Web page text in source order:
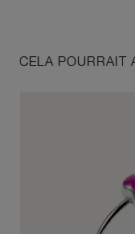
CELA POURRAIT